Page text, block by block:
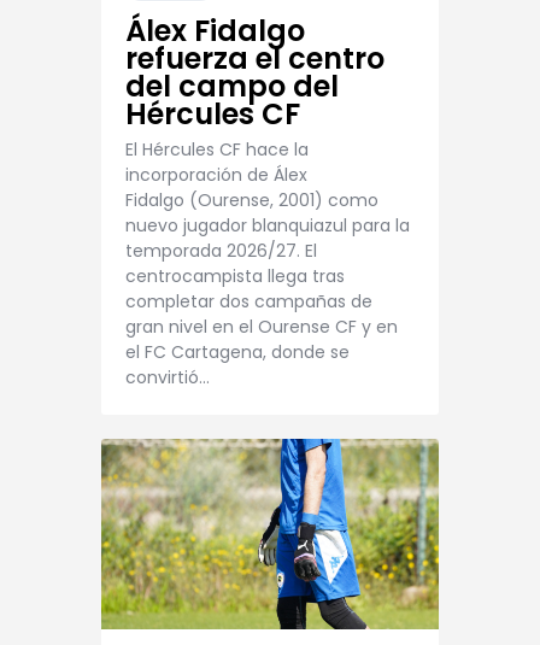
Álex Fidalgo
refuerza el centro
del campo del
Hércules CF
El Hércules CF hace la
incorporación de Álex
Fidalgo (Ourense, 2001) como
nuevo jugador blanquiazul para la
temporada 2026/27. El
centrocampista llega tras
completar dos campañas de
gran nivel en el Ourense CF y en
el FC Cartagena, donde se
convirtió…